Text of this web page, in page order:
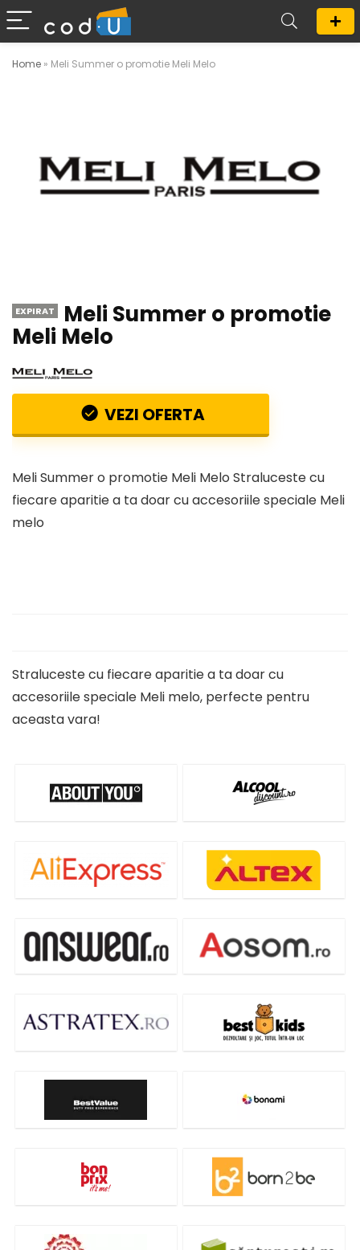
Home » Meli Summer o promotie Meli Melo
EXPIRAT Meli Summer o promotie
Meli Melo
VEZI OFERTA
Meli Summer o promotie Meli Melo Straluceste cu
fiecare aparitie a ta doar cu accesoriile speciale Meli
melo
Straluceste cu fiecare aparitie a ta doar cu
accesoriile speciale Meli melo, perfecte pentru
aceasta vara!